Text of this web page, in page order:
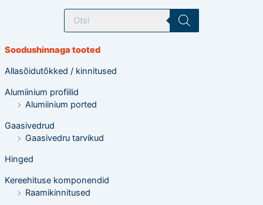
T
o
t
o
t
s
i
n
g
Soodushinnaga tooted
Allasõidutõkked / kinnitused
Alumiinium profiilid
Alumiinium ported
Gaasivedrud
Gaasivedru tarvikud
Hinged
Kereehituse komponendid
Raamikinnitused